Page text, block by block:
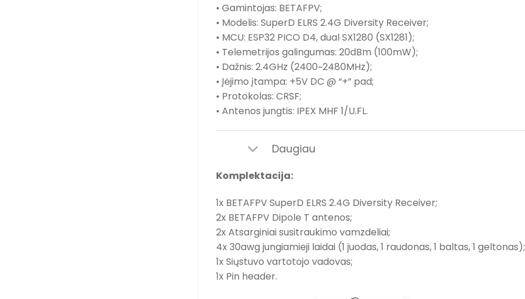
• Gamintojas: BETAFPV;
• Modelis: SuperD ELRS 2.4G Diversity Receiver;
• MCU: ESP32 PICO D4, dual SX1280 (SX1281);
• Telemetrijos galingumas: 20dBm (100mW);
• Dažnis: 2.4GHz (2400~2480MHz);
• Įėjimo įtampa: +5V DC @ “+” pad;
• Protokolas: CRSF;
• Antenos jungtis: IPEX MHF 1/U.FL.
Daugiau
Komplektacija:
1x BETAFPV SuperD ELRS 2.4G Diversity Receiver;
2x BETAFPV Dipole T antenos;
2x Atsarginiai susitraukimo vamzdeliai;
4x 30awg jungiamieji laidai (1 juodas, 1 raudonas, 1 baltas, 1 geltonas);
1x Siųstuvo vartotojo vadovas;
1x Pin header.